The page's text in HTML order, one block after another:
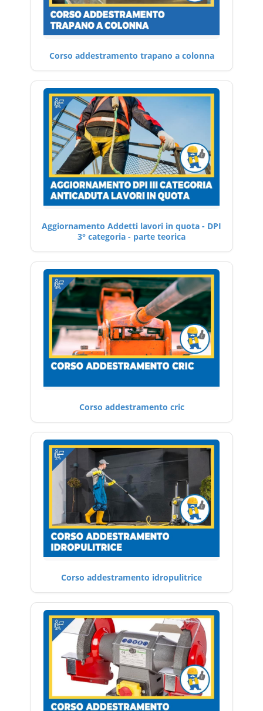
Corso addestramento trapano a colonna
Aggiornamento Addetti lavori in quota - DPI
3° categoria - parte teorica
Corso addestramento cric
Corso addestramento idropulitrice